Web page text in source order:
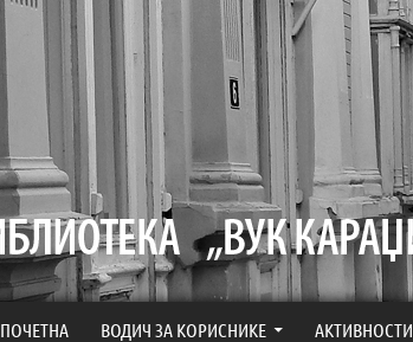
ПОЧЕТНА ВОДИЧ ЗА КОРИСНИКЕ АКТИВНОСТИ